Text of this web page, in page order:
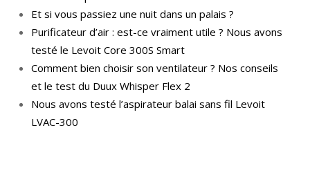
Et si vous passiez une nuit dans un palais ?
Purificateur d’air : est-ce vraiment utile ? Nous avons
testé le Levoit Core 300S Smart
Comment bien choisir son ventilateur ? Nos conseils
et le test du Duux Whisper Flex 2
Nous avons testé l’aspirateur balai sans fil Levoit
LVAC-300